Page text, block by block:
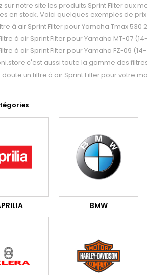
sur notre site les produits Sprint Filter aux
en stock. Voici quelques exemples de prix
à air Sprint Filter pour Yamaha Tmax 530
à air Sprint Filter pour Yamaha MT-07
à air Sprint Filter pour Yamaha FZ-09
c'est aussi toute la gamme des
doute un filtre à air Sprint Filter pour votre
BMW